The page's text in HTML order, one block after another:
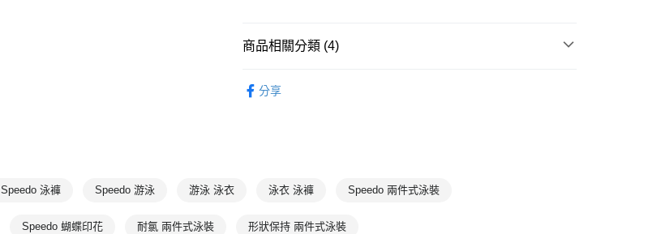
商品相關分類 (4)
分享
Speedo 泳褲 Speedo 游泳 游泳 泳衣 泳衣 泳褲 Speedo 兩件式泳裝
Speedo 蝴蝶印花 耐氯 兩件式泳裝 形狀保持 兩件式泳裝